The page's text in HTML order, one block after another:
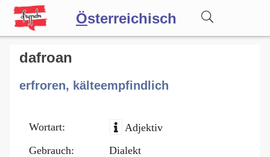
Österreichisch
Wörterbuch
Forum
Blog
dafroan
erfroren, kälteempfindlich
Wortart:
Adjektiv
Gebrauch:
Dialekt